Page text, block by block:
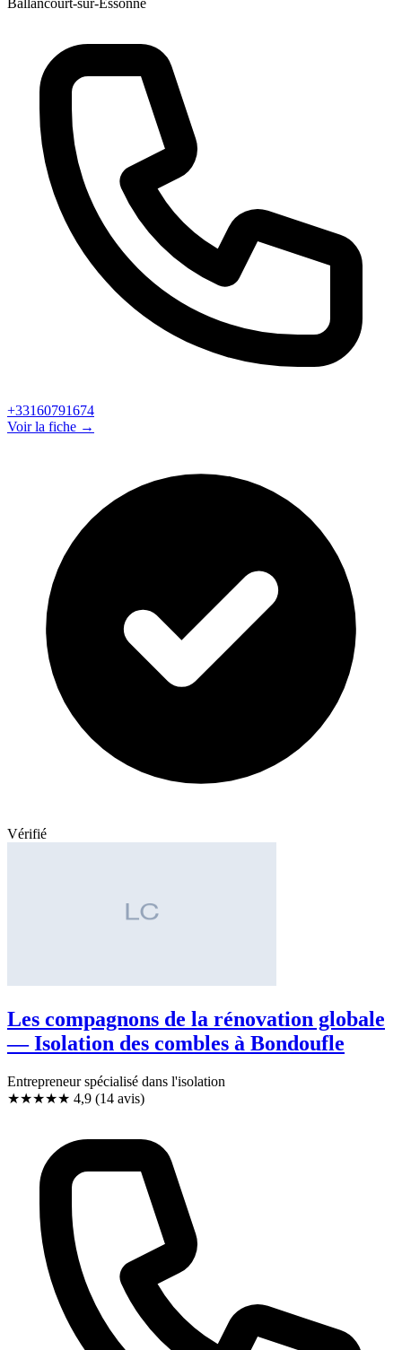
Ballancourt-sur-Essonne
+33160791674
Voir la fiche →
Vérifié
Les compagnons de la rénovation globale
— Isolation des combles à Bondoufle
Entrepreneur spécialisé dans l'isolation
★★★★★ 4,9 (14 avis)